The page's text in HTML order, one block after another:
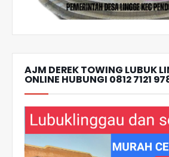
AJM DEREK TOWING LUBUK
ONLINE HUBUNGI 0812 7121